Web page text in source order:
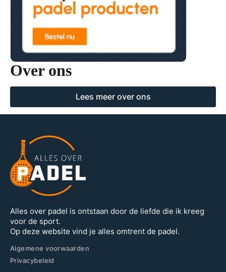
Over ons
Lees meer over ons
Alles over padel is ontstaan door de liefde die ik kreeg
voor de sport.
Op deze website vind je alles omtrent de padel.
Algemene voorwaarden
Privacybeleid